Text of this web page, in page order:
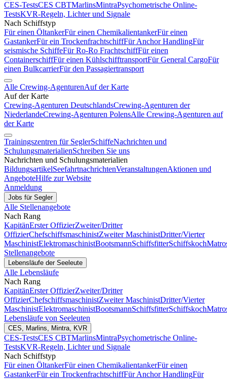
CES-TestsCES CBTMarlinsMintraPsychometrische Online-
TestsKVR-Regeln, Lichter und Signale
Nach Schiffstyp
Für einen ÖltankerFür einen ChemikalientankerFür einen
GastankerFür ein TrockenfrachtschiffFür Anchor HandlingFür
seismische SchiffeFür Ro-Ro FrachtschiffFür einen
ContainerschiffFür einen KühlschifftransportFür General CargoFür
einen BulkcarrierFür den Passagiertransport
Alle Crewing-AgenturenAuf der Karte
Auf der Karte
Crewing-Agenturen DeutschlandsCrewing-Agenturen der
NiederlandeCrewing-Agenturen PolensAlle Crewing-Agenturen auf
der Karte
Trainingszentren für SeglerSchiffeNachrichten und
SchulungsmaterialienSchreiben Sie uns
Nachrichten und Schulungsmaterialien
BildungsartikelSeefahrtnachrichtenVeranstaltungenAktionen und
AngeboteHilfe zur Website
Anmeldung
Jobs für Segler
Alle Stellenangebote
Nach Rang
KapitänErster OffizierZweiter/Dritter
OffizierChefschiffsmaschinistZweiter MaschinistDritter/Vierter
MaschinistElektromaschinistBootsmannSchiffsfitterSchiffskoch
Stellenangebote
Lebensläufe der Seeleute
Alle Lebensläufe
Nach Rang
KapitänErster OffizierZweiter/Dritter
OffizierChefschiffsmaschinistZweiter MaschinistDritter/Vierter
MaschinistElektromaschinistBootsmannSchiffsfitterSchiffskoch
Lebensläufe von Seeleuten
CES, Marlins, Mintra, KVR
CES-TestsCES CBTMarlinsMintraPsychometrische Online-
TestsKVR-Regeln, Lichter und Signale
Nach Schiffstyp
Für einen ÖltankerFür einen ChemikalientankerFür einen
GastankerFür ein TrockenfrachtschiffFür Anchor HandlingFür